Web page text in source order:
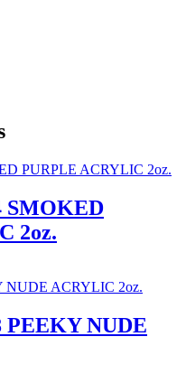
SMOKED
2oz.
NUDE